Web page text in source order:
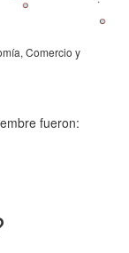
Comercio y
fueron: